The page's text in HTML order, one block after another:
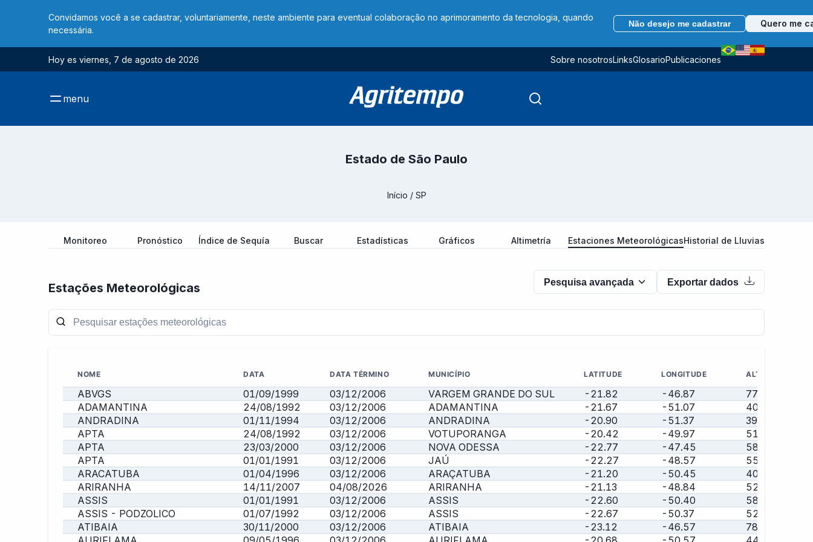
Convidamos você a se cadastrar, voluntariamente, neste ambiente para eventual colaboração no aprimoramento da tecnologia, quando
necessária.
Não desejo me cadastrar Quero me
Hoy es viernes, 7 de agosto de 2026 Sobre nosotrosLinksGlosarioPublicaciones
menu
Estado de São Paulo
Início / SP
Monitoreo Pronóstico Índice de Sequía Buscar Estadísticas Gráficos Altimetría Estaciones MeteorológicasHistorial de Lluvias
Estações Meteorológicas Pesquisa avançada Exportar dados
NOME DATA DATA TÉRMINO MUNICÍPIO LATITUDE LONGITUDE ALTITUDE
ABVGS 01/09/1999 03/12/2006 VARGEM GRANDE DO SUL -21.82 -46.87
779.00
ADAMANTINA
24/08/1992 03/12/2006 ADAMANTINA -21.67 -51.07
409.00
ANDRADINA
01/11/1994 03/12/2006 ANDRADINA -20.90 -51.37
395.00
APTA
24/08/1992 03/12/2006 VOTUPORANGA -20.42 -49.97
517.00
APTA
23/03/2000 03/12/2006 NOVA ODESSA -22.77 -47.45
588.00
APTA
01/01/1991 03/12/2006 JAÚ -22.27 -48.57
555.00
ARACATUBA
01/04/1996 03/12/2006 ARAÇATUBA -21.20 -50.45
400.00
ARIRANHA
14/11/2007 04/08/2026 ARIRANHA -21.13 -48.84
523.00
ASSIS
01/01/1991 03/12/2006 ASSIS -22.60 -50.40
589.00
ASSIS - PODZOLICO
01/07/1992 03/12/2006 ASSIS -22.67 -50.37
527.00
ATIBAIA
30/11/2000 03/12/2006 ATIBAIA -23.12 -46.57
784.00